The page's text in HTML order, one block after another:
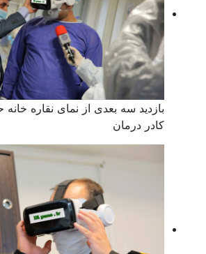
بازدید سه بعدی از نمای نقاره
کادر درمان